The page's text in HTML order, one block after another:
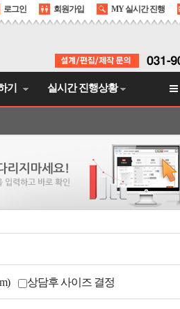
로그인 회원가입 MY 실시간 진행
기 실시간 진행상황
상담후 사이즈 결정